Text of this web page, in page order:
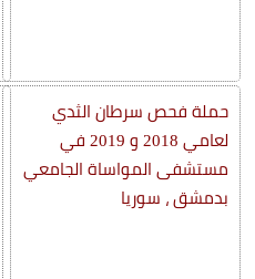
حملة فحص سرطان الثدي
لعامي 2018 و 2019 في
مستشفى المواساة الجامعي
بدمشق ، سوريا